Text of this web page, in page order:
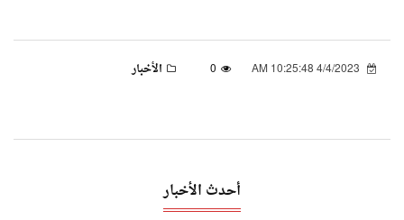
0 الأخبار
أحدث الأخبار